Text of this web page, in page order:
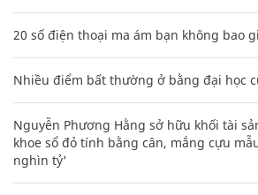
20 số điện thoại ma ám bạn không bao
Nhiều điểm bất thường ở bằng đại học
Nguyễn Phương Hằng sở hữu khối tài
khoe sổ đỏ tính bằng cân, mắng cựu
nghìn tỷ'